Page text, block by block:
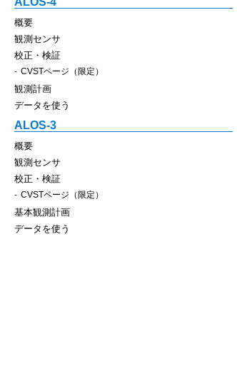
概要
観測センサ
校正・検証
CVSTページ（限定）
観測計画
データを使う
ALOS-3
概要
観測センサ
校正・検証
CVSTページ（限定）
基本観測計画
データを使う